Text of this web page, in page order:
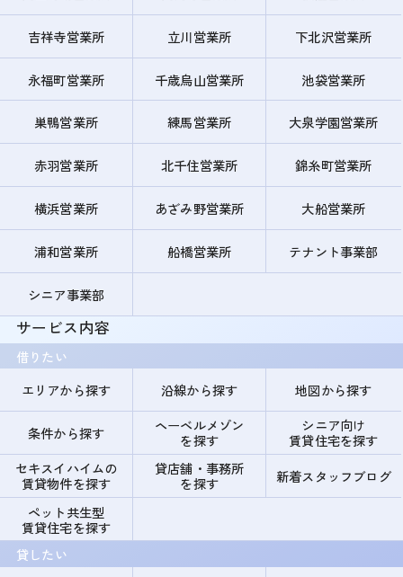
吉祥寺営業所 立川営業所 下北沢営業所
永福町営業所 千歳烏山営業所 池袋営業所
巣鴨営業所 練馬営業所 大泉学園営業所
赤羽営業所 北千住営業所 錦糸町営業所
横浜営業所 あざみ野営業所 大船営業所
浦和営業所 船橋営業所 テナント事業部
シニア事業部
サービス内容
借りたい
エリアから探す
沿線から探す 地図から探す
条件から探す
ヘーベルメゾン
を探す
シニア向け
賃貸住宅を探す
セキスイハイムの
賃貸物件を探す
貸店舗・事務所
を探す
新着スタッフブログ
ペット共生型
賃貸住宅を探す
貸したい